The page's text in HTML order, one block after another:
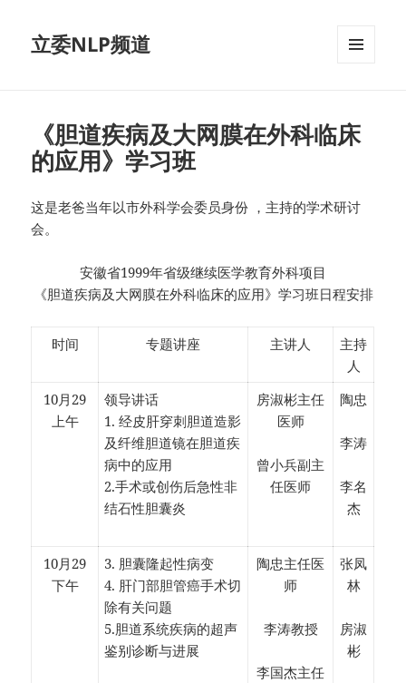
立委NLP频道
《胆道疾病及大网膜在外科临床
的应用》学习班
这是老爸当年以市外科学会委员身份 ，主持的学术研讨
会。
安徽省1999年省级继续医学教育外科项目
《胆道疾病及大网膜在外科临床的应用》学习班日程安排
时间 专题讲座 主讲人
主持
人
10月29
上午
领导讲话
1. 经皮肝穿刺胆道造影
及纤维胆道镜在胆道疾
病中的应用
2.手术或创伤后急性非
结石性胆囊炎
房淑彬主任
医师
曾小兵副主
任医师
陶忠
李涛
李名
杰
10月29
下午
3. 胆囊隆起性病变
4. 肝门部胆管癌手术切
除有关问题
5.胆道系统疾病的超声
鉴别诊断与进展
陶忠主任医
师
李涛教授
李国杰主任
张凤
林
房淑
彬